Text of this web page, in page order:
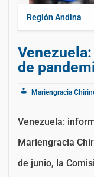
Región Andina
de
Mariengracia
Venezuela:
Mariengracia
de junio, la